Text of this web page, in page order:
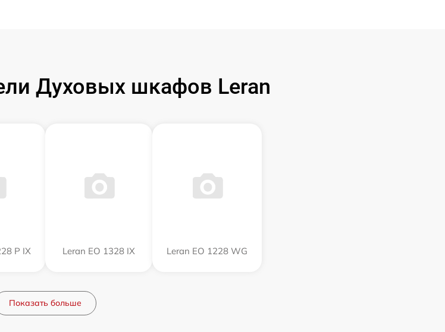
Духовых шкафов Leran
P IX Leran EO 1328 IX Leran EO 1228 WG
Показать больше